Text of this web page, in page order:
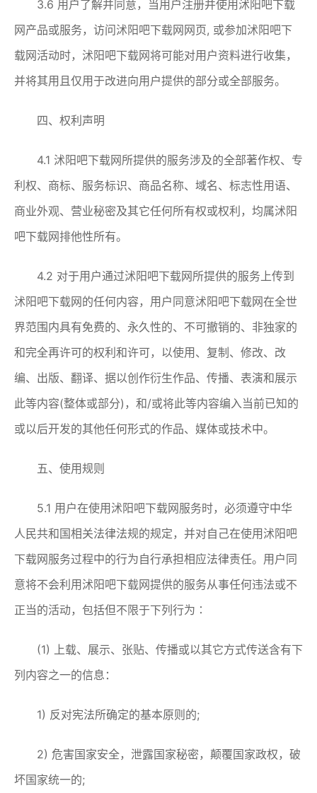
3.6 用户了解并同意，当用户注册并使用沭阳吧下载
网产品或服务，访问沭阳吧下载网网页, 或参加沭阳吧下
载网活动时，沭阳吧下载网将可能对用户资料进行收集，
并将其用且仅用于改进向用户提供的部分或全部服务。
四、权利声明
4.1 沭阳吧下载网所提供的服务涉及的全部著作权、专
利权、商标、服务标识、商品名称、域名、标志性用语、
商业外观、营业秘密及其它任何所有权或权利，均属沭阳
吧下载网排他性所有。
4.2 对于用户通过沭阳吧下载网所提供的服务上传到
沭阳吧下载网的任何内容，用户同意沭阳吧下载网在全世
界范围内具有免费的、永久性的、不可撤销的、非独家的
和完全再许可的权利和许可，以使用、复制、修改、改
编、出版、翻译、据以创作衍生作品、传播、表演和展示
此等内容(整体或部分)，和/或将此等内容编入当前已知的
或以后开发的其他任何形式的作品、媒体或技术中。
五、使用规则
5.1 用户在使用沭阳吧下载网服务时，必须遵守中华
人民共和国相关法律法规的规定，并对自己在使用沭阳吧
下载网服务过程中的行为自行承担相应法律责任。用户同
意将不会利用沭阳吧下载网提供的服务从事任何违法或不
正当的活动，包括但不限于下列行为∶
(1) 上载、展示、张贴、传播或以其它方式传送含有下
列内容之一的信息：
1) 反对宪法所确定的基本原则的;
2) 危害国家安全，泄露国家秘密，颠覆国家政权，破
坏国家统一的;